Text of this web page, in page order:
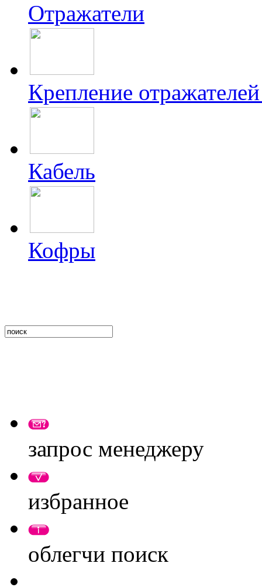
Отражатели
Крепление
Кабель
Кофры
запрос менеджеру
избранное
облегчи поиск